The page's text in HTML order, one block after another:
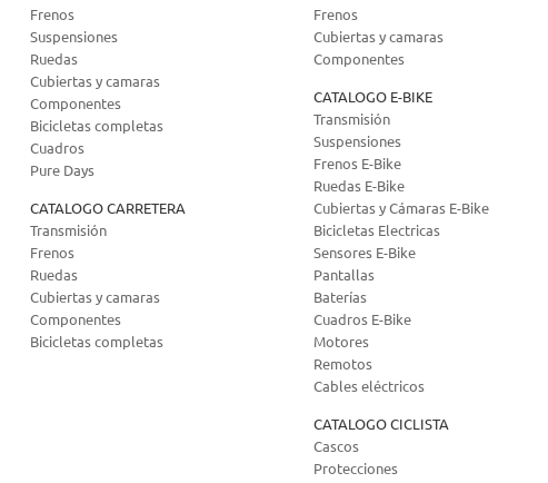
Frenos
Suspensiones
Ruedas
Cubiertas y camaras
Componentes
Bicicletas completas
Cuadros
Pure Days
CATALOGO CARRETERA
Transmisión
Frenos
Ruedas
Cubiertas y camaras
Componentes
Bicicletas completas
Frenos
Cubiertas y camaras
Componentes
CATALOGO E-BIKE
Transmisión
Suspensiones
Frenos E-Bike
Ruedas E-Bike
Cubiertas y Cámaras E-Bike
Bicicletas Electricas
Sensores E-Bike
Pantallas
Baterías
Cuadros E-Bike
Motores
Remotos
Cables eléctricos
CATALOGO CICLISTA
Cascos
Protecciones